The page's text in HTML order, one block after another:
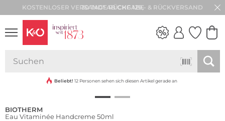
30 TAGE RÜCKGABE
VIBES
Beliebt! 12 Personen sehen sich diesen Artikel gerade an
BIOTHERM
Eau Vitaminée Handcreme 50ml